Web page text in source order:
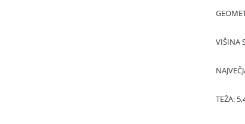
VIŠINA
TEŽA: